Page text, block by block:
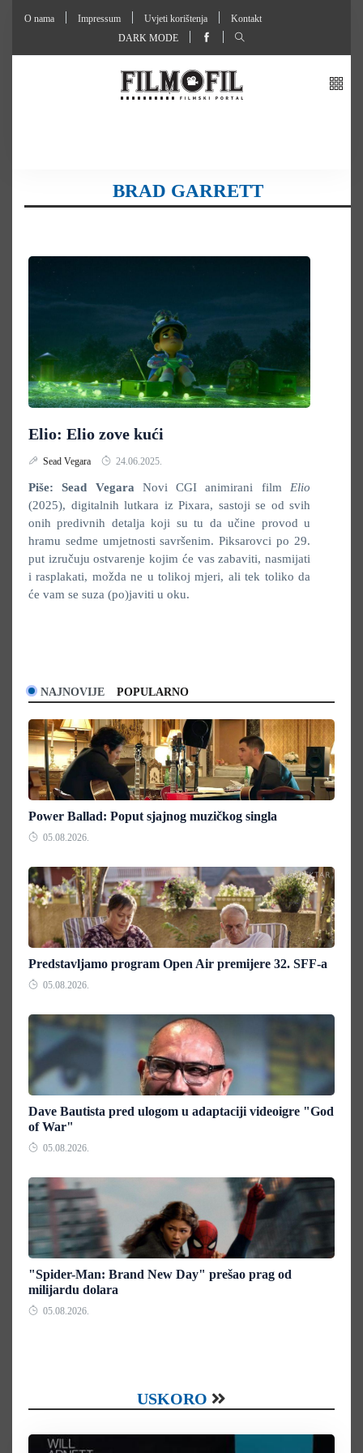
O nama Impressum Uvjeti korištenja
Kontakt
DARK MODE
BRAD GARRETT
Elio: Elio zove kući
Sead Vegara 24.06.2025.
Piše: Sead Vegara Novi CGI animirani film Elio
(2025), digitalnih lutkara iz Pixara, sastoji se od svih
onih predivnih detalja koji su tu da učine provod u
hramu sedme umjetnosti savršenim. Piksarovci po 29.
put izručuju ostvarenje kojim će vas zabaviti, nasmijati
i rasplakati, možda ne u tolikoj mjeri, ali tek toliko da
će vam se suza (po)javiti u oku.
NAJNOVIJE POPULARNO
Power Ballad: Poput sjajnog muzičkog singla
05.08.2026.
Predstavljamo program Open Air premijere 32. SFF-a
05.08.2026.
Dave Bautista pred ulogom u adaptaciji videoigre "God
of War"
05.08.2026.
"Spider-Man: Brand New Day" prešao prag od
milijardu dolara
05.08.2026.
USKORO